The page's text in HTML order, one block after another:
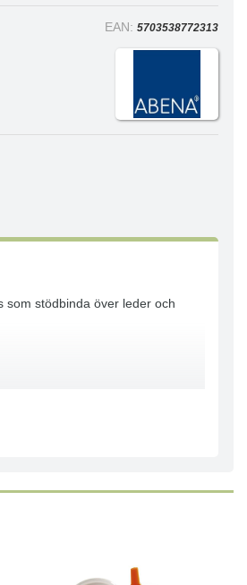
EAN: 5703538772313
som stödbinda över leder och